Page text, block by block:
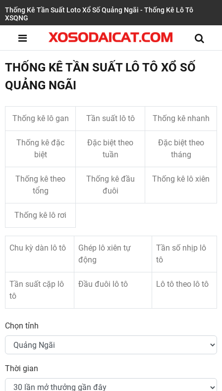
Thống Kê Tần Suất Loto Xổ Số Quảng Ngãi - Thống Kê Lô Tô
XSQNG
THỐNG KÊ TẦN SUẤT LÔ TÔ XỔ SỐ
QUẢNG NGÃI
Thống kê lô gan Tần suất lô tô Thống kê nhanh
Thống kê đặc
biệt
Đặc biệt theo
tuần
Đặc biệt theo
tháng
Thống kê theo
tổng
Thống kê đầu
đuôi
Thống kê lô xiên
Thống kê lô rơi
Chu kỳ dàn lô tô
Ghép lô xiên tự
động
Tần số nhịp lô
tô
Tần suất cặp lô
tô
Đầu đuôi lô tô Lô tô theo lô tô
Chọn tỉnh
Thời gian